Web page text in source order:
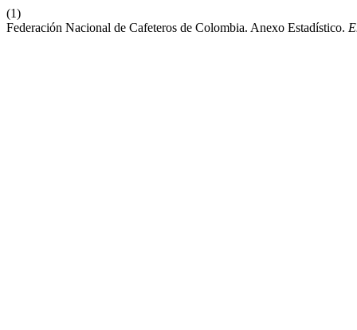
(1)
Federación Nacional de Cafeteros de Colombia. Anexo Estadístico.